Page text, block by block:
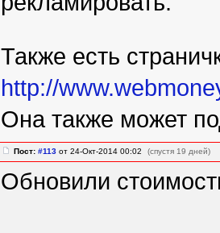
Также есть
http://
Она также может
Пост: #113 от 24-Окт-2014 00:02 (спустя 19 дней)
Обновили